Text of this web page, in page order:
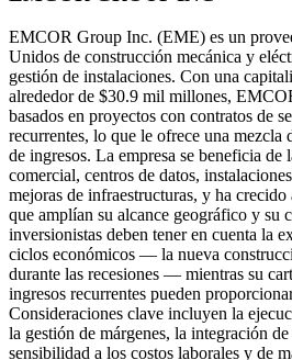
EMCOR Group Inc. (EME) es un
Unidos de construcción mecánica y
gestión de instalaciones. Con una
alrededor de $30.9 mil millones,
basados en proyectos con contratos de
recurrentes, lo que le ofrece una mezcla
de ingresos. La empresa se beneficia de
comercial, centros de datos,
mejoras de infraestructuras, y ha
que amplían su alcance geográfico y su
inversionistas deben tener en cuenta la
ciclos económicos — la nueva
durante las recesiones — mientras su
ingresos recurrentes pueden
Consideraciones clave incluyen la
la gestión de márgenes, la integración
sensibilidad a los costos laborales y de